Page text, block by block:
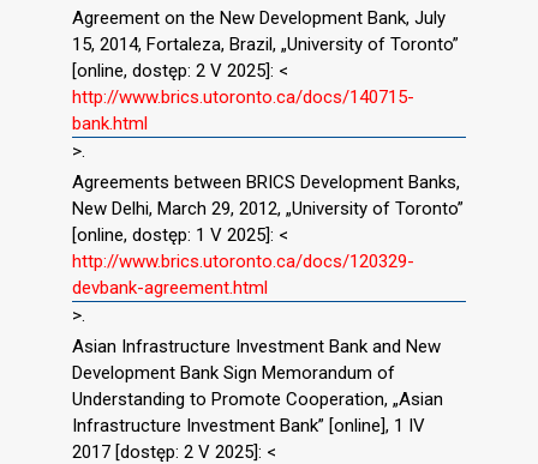
Agreement on the New Development Bank, July
15, 2014, Fortaleza, Brazil, „University of Toronto”
[online, dostęp: 2 V 2025]: <
http://www.brics.utoronto.ca/docs/140715-
bank.html
>.
Agreements between BRICS Development Banks,
New Delhi, March 29, 2012, „University of Toronto”
[online, dostęp: 1 V 2025]: <
http://www.brics.utoronto.ca/docs/120329-
devbank-agreement.html
>.
Asian Infrastructure Investment Bank and New
Development Bank Sign Memorandum of
Understanding to Promote Cooperation, „Asian
Infrastructure Investment Bank” [online], 1 IV
2017 [dostęp: 2 V 2025]: <